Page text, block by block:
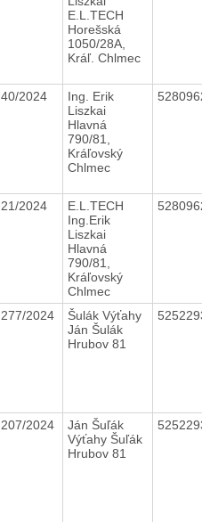
E.L.TECH
Horešská
1050/28A,
Kráľ. Chlmec
40/2024
Ing. Erik
Liszkai
Hlavná
790/81,
Kráľovský
Chlmec
21/2024
E.L.TECH
Ing.Erik
Liszkai
Hlavná
790/81,
Kráľovský
Chlmec
277/2024
Šulák Výťahy
Ján Šulák
Hrubov 81
207/2024
Ján Šuľák
Výťahy Šuľák
Hrubov 81